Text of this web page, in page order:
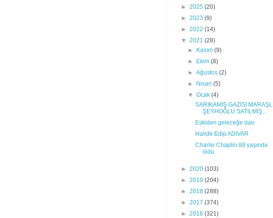
► 2025 (20)
► 2023 (9)
► 2022 (14)
▼ 2021 (28)
►
Kasım(9)
►
Ekim(8)
►Ağustos(2)
►
Nisan(5)
▼Ocak(4)
SARIKAMIŞ GAZİSİ MARAŞLI
ŞEYHOĞLU SATILMIŞ...
Eskiden geleceğe dair
Halide Edip ADIVAR
Charlie Chaplin 88 yaşında
öldü
► 2020 (103)
► 2019 (204)
► 2018 (288)
► 2017 (374)
► 2016 (321)